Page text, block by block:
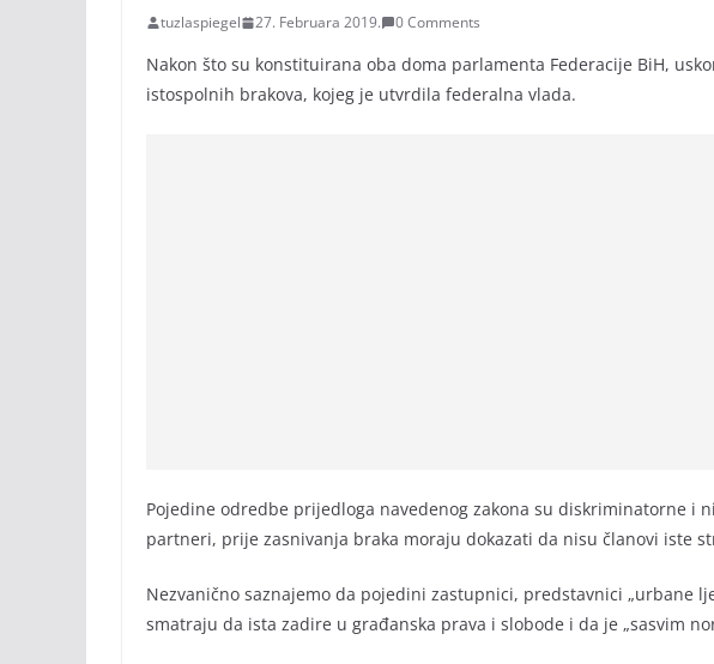
tuzlaspiegel 27. Februara 2019. 0 Comments
Nakon što su konstituirana oba doma parlamenta Federacije BiH,
istospolnih brakova, kojeg je utvrdila federalna vlada.
Pojedine odredbe prijedloga navedenog zakona su diskriminatorne
partneri, prije zasnivanja braka moraju dokazati da nisu članovi iste
Nezvanično saznajemo da pojedini zastupnici, predstavnici „urbane
smatraju da ista zadire u građanska prava i slobode i da je „sasvim